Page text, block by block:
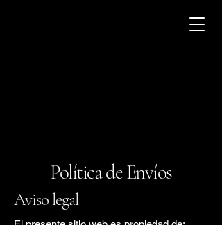
Política de Envíos
Aviso legal